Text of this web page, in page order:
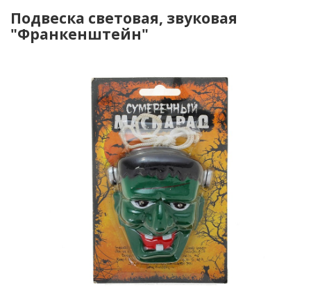
Подвеска световая, звуковая
"Франкенштейн"